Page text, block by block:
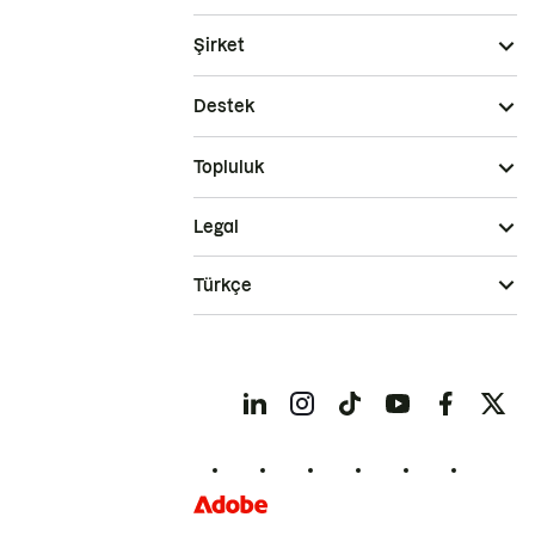
Şirket
Destek
Topluluk
Legal
Türkçe